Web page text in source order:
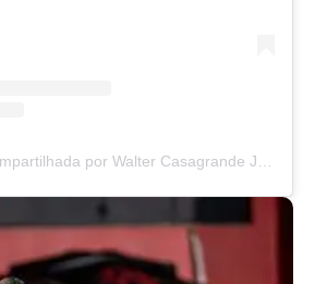
Uma publicação compartilhada por Walter Casagrande Jr (@wcasagrandejr)